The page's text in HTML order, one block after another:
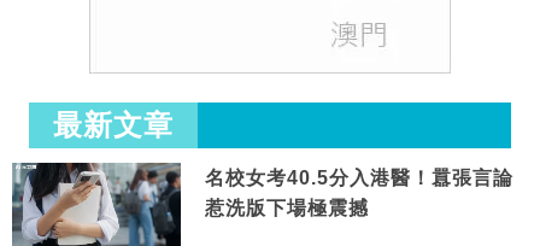
最新文章
名校女考40.5分入港醫！囂張言論
惹洗版下場極震撼